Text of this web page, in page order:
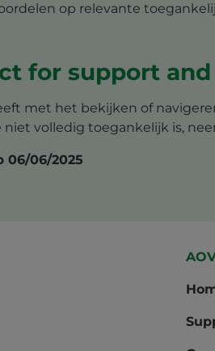
op relevante
for support
met het bekijken of
volledig toegankelijk is,
06/06/2025